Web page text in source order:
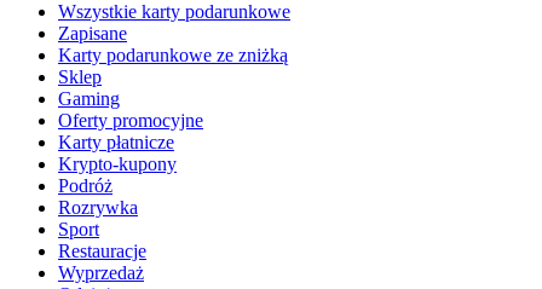
Wszystkie karty podarunkowe
Zapisane
Karty podarunkowe ze zniżką
Sklep
Gaming
Oferty promocyjne
Karty płatnicze
Krypto-kupony
Podróż
Rozrywka
Sport
Restauracje
Wyprzedaż